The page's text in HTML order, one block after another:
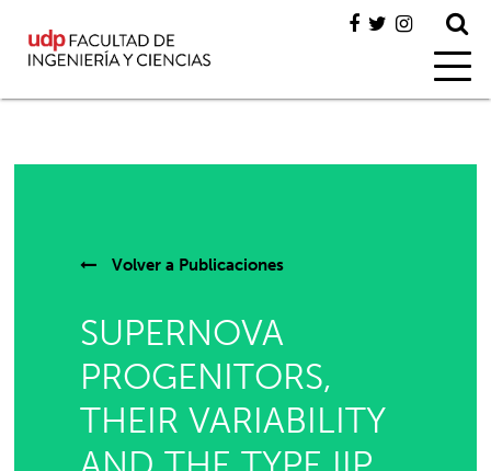
Volver a Publicaciones
SUPERNOVA
PROGENITORS,
THEIR VARIABILITY